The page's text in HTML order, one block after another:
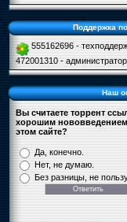
Поддержка
555162696 -
472001310 - администратор
Наш
Вы считаете торрент
хорошим
этом сайте?
Да, конечно.
Нет, не думаю.
Без разницы, не